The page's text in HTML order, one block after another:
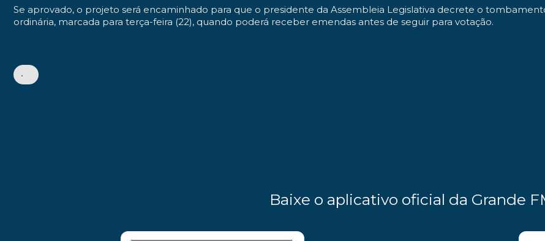
Se aprovado, o projeto será encaminhado para que o presidente da Assembleia Legislativa decrete o
ordinária, marcada para terça-feira (22), quando poderá receber emendas antes de seguir para votação.
•
Baixe o aplicativo oficial da Grande